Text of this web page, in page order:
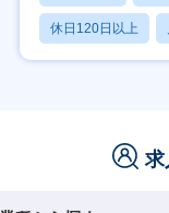
休日120日以上
賞与あり
求